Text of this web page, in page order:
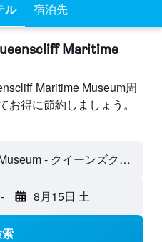
ル 宿泊先
Maritime
Maritime Museum周
得に節約しましょう。
Queenscliff Maritime Museum - クイーンズクリフ, VIC, オーストラリア
- 8月15日 土